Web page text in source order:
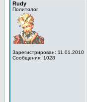
Rudy
Политолог
Зарегистрирован: 11.01.2010
Сообщения: 1028